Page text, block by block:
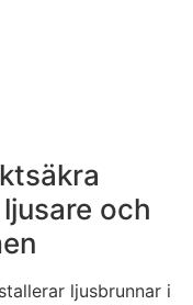
och
ljusbrunnar i